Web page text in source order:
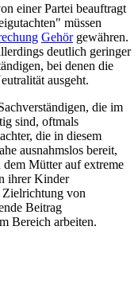
einer Partei beauftragt
müssen
Gehörgewähren.
deutlich geringer
bei denen die
ausgeht.
die im
sind, oftmals
die in diesem
ausnahmslos bereit,
Mütter auf extreme
ihrer Kinder
Zielrichtung von
Beitrag
Bereich arbeiten.